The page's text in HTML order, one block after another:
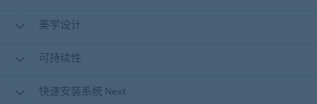
美学设计
可持续性
快速安装系统 Next